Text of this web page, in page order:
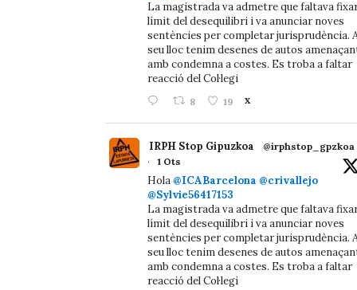
La magistrada va admetre que faltava
límit del desequilibri i va anunciar noves
sentències per completar jurisprudència.
seu lloc tenim desenes de autos
amb condemna a costes. Es troba a faltar
reacció del Col·legi
8 19 X
IRPH Stop Gipuzkoa
@irphstop_gpzkoa
·
1 Ots
Hola @ICABarcelona @crivallejo
@Sylvie56417153
La magistrada va admetre que faltava
límit del desequilibri i va anunciar noves
sentències per completar jurisprudència.
seu lloc tenim desenes de autos
amb condemna a costes. Es troba a faltar
reacció del Col·legi